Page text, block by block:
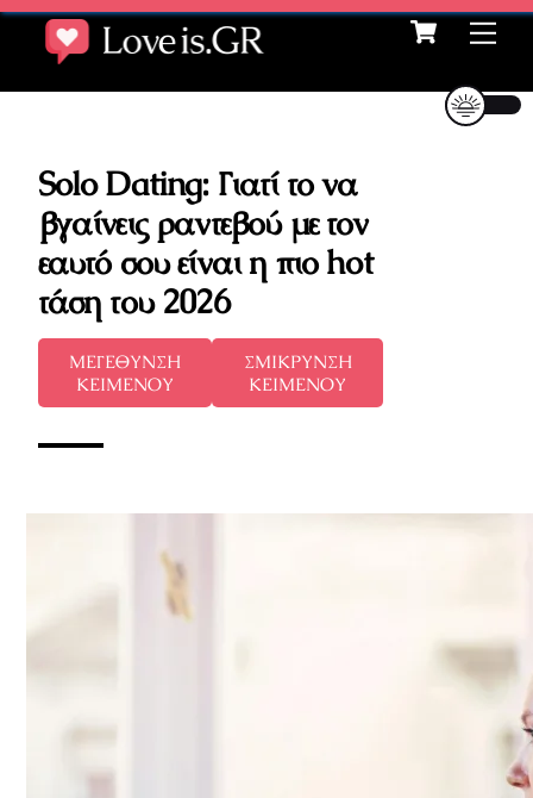
Skip
content
Cart
Solo Dating: Γιατί το να
βγαίνεις ραντεβού με τον
εαυτό σου είναι η πιο hot
τάση του 2026
ΜΕΓΕΘΥΝΣΗ
ΚΕΙΜΕΝΟΥ
ΣΜΙΚΡΥΝΣΗ
ΚΕΙΜΕΝΟΥ